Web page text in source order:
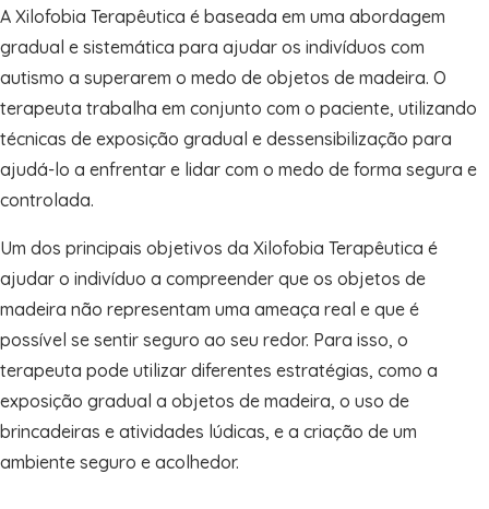
A Xilofobia Terapêutica é baseada em uma abordagem
gradual e sistemática para ajudar os indivíduos com
autismo a superarem o medo de objetos de madeira. O
terapeuta trabalha em conjunto com o paciente, utilizando
técnicas de exposição gradual e dessensibilização para
ajudá-lo a enfrentar e lidar com o medo de forma segura e
controlada.
Um dos principais objetivos da Xilofobia Terapêutica é
ajudar o indivíduo a compreender que os objetos de
madeira não representam uma ameaça real e que é
possível se sentir seguro ao seu redor. Para isso, o
terapeuta pode utilizar diferentes estratégias, como a
exposição gradual a objetos de madeira, o uso de
brincadeiras e atividades lúdicas, e a criação de um
ambiente seguro e acolhedor.